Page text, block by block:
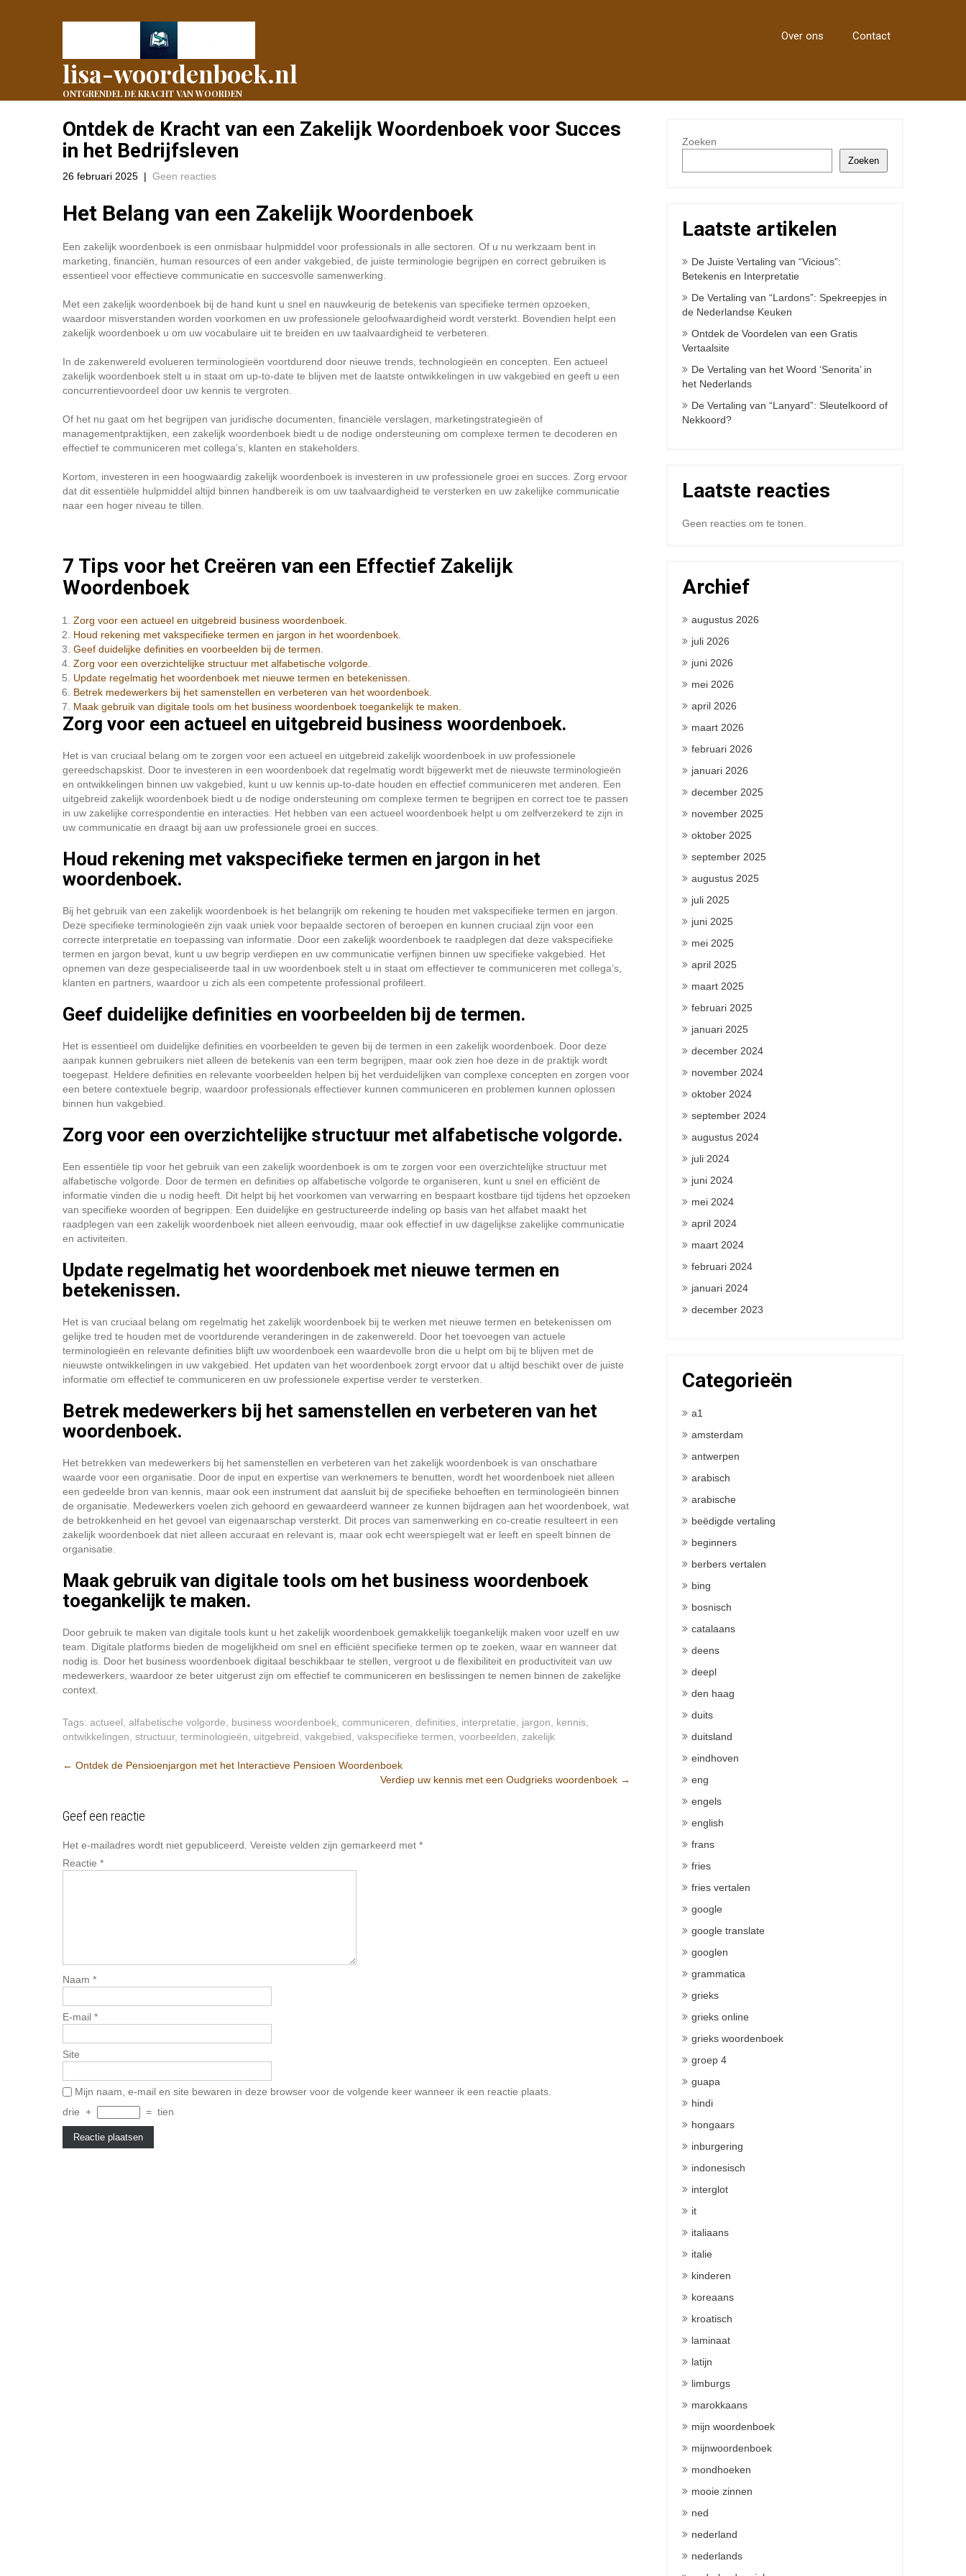
lisa-woordenboek.nl
ONTGRENDEL DE KRACHT VAN WOORDEN
Over ons Contact
Ontdek de Kracht van een Zakelijk Woordenboek voor Succes
in het Bedrijfsleven
26 februari 2025 | Geen reacties
Het Belang van een Zakelijk Woordenboek
Een zakelijk woordenboek is een onmisbaar hulpmiddel voor professionals in alle sectoren. Of u nu werkzaam bent in
marketing, financiën, human resources of een ander vakgebied, de juiste terminologie begrijpen en correct gebruiken is
essentieel voor effectieve communicatie en succesvolle samenwerking.
Met een zakelijk woordenboek bij de hand kunt u snel en nauwkeurig de betekenis van specifieke termen opzoeken,
waardoor misverstanden worden voorkomen en uw professionele geloofwaardigheid wordt versterkt. Bovendien helpt een
zakelijk woordenboek u om uw vocabulaire uit te breiden en uw taalvaardigheid te verbeteren.
In de zakenwereld evolueren terminologieën voortdurend door nieuwe trends, technologieën en concepten. Een actueel
zakelijk woordenboek stelt u in staat om up-to-date te blijven met de laatste ontwikkelingen in uw vakgebied en geeft u een
concurrentievoordeel door uw kennis te vergroten.
Of het nu gaat om het begrijpen van juridische documenten, financiële verslagen, marketingstrategieën of
managementpraktijken, een zakelijk woordenboek biedt u de nodige ondersteuning om complexe termen te decoderen en
effectief te communiceren met collega’s, klanten en stakeholders.
Kortom, investeren in een hoogwaardig zakelijk woordenboek is investeren in uw professionele groei en succes. Zorg ervoor
dat dit essentiële hulpmiddel altijd binnen handbereik is om uw taalvaardigheid te versterken en uw zakelijke communicatie
naar een hoger niveau te tillen.
7 Tips voor het Creëren van een Effectief Zakelijk
Woordenboek
Zorg voor een actueel en uitgebreid business woordenboek.
Houd rekening met vakspecifieke termen en jargon in het woordenboek.
Geef duidelijke definities en voorbeelden bij de termen.
Zorg voor een overzichtelijke structuur met alfabetische volgorde.
Update regelmatig het woordenboek met nieuwe termen en betekenissen.
Betrek medewerkers bij het samenstellen en verbeteren van het woordenboek.
Maak gebruik van digitale tools om het business woordenboek toegankelijk te maken.
Zorg voor een actueel en uitgebreid business woordenboek.
Het is van cruciaal belang om te zorgen voor een actueel en uitgebreid zakelijk woordenboek in uw professionele
gereedschapskist. Door te investeren in een woordenboek dat regelmatig wordt bijgewerkt met de nieuwste terminologieën
en ontwikkelingen binnen uw vakgebied, kunt u uw kennis up-to-date houden en effectief communiceren met anderen. Een
uitgebreid zakelijk woordenboek biedt u de nodige ondersteuning om complexe termen te begrijpen en correct toe te passen
in uw zakelijke correspondentie en interacties. Het hebben van een actueel woordenboek helpt u om zelfverzekerd te zijn in
uw communicatie en draagt bij aan uw professionele groei en succes.
Houd rekening met vakspecifieke termen en jargon in het
woordenboek.
Bij het gebruik van een zakelijk woordenboek is het belangrijk om rekening te houden met vakspecifieke termen en jargon.
Deze specifieke terminologieën zijn vaak uniek voor bepaalde sectoren of beroepen en kunnen cruciaal zijn voor een
correcte interpretatie en toepassing van informatie. Door een zakelijk woordenboek te raadplegen dat deze vakspecifieke
termen en jargon bevat, kunt u uw begrip verdiepen en uw communicatie verfijnen binnen uw specifieke vakgebied. Het
opnemen van deze gespecialiseerde taal in uw woordenboek stelt u in staat om effectiever te communiceren met collega’s,
klanten en partners, waardoor u zich als een competente professional profileert.
Geef duidelijke definities en voorbeelden bij de termen.
Het is essentieel om duidelijke definities en voorbeelden te geven bij de termen in een zakelijk woordenboek. Door deze
aanpak kunnen gebruikers niet alleen de betekenis van een term begrijpen, maar ook zien hoe deze in de praktijk wordt
toegepast. Heldere definities en relevante voorbeelden helpen bij het verduidelijken van complexe concepten en zorgen voor
een betere contextuele begrip, waardoor professionals effectiever kunnen communiceren en problemen kunnen oplossen
binnen hun vakgebied.
Zorg voor een overzichtelijke structuur met alfabetische volgorde.
Een essentiële tip voor het gebruik van een zakelijk woordenboek is om te zorgen voor een overzichtelijke structuur met
alfabetische volgorde. Door de termen en definities op alfabetische volgorde te organiseren, kunt u snel en efficiënt de
informatie vinden die u nodig heeft. Dit helpt bij het voorkomen van verwarring en bespaart kostbare tijd tijdens het opzoeken
van specifieke woorden of begrippen. Een duidelijke en gestructureerde indeling op basis van het alfabet maakt het
raadplegen van een zakelijk woordenboek niet alleen eenvoudig, maar ook effectief in uw dagelijkse zakelijke communicatie
en activiteiten.
Update regelmatig het woordenboek met nieuwe termen en
betekenissen.
Het is van cruciaal belang om regelmatig het zakelijk woordenboek bij te werken met nieuwe termen en betekenissen om
gelijke tred te houden met de voortdurende veranderingen in de zakenwereld. Door het toevoegen van actuele
terminologieën en relevante definities blijft uw woordenboek een waardevolle bron die u helpt om bij te blijven met de
nieuwste ontwikkelingen in uw vakgebied. Het updaten van het woordenboek zorgt ervoor dat u altijd beschikt over de juiste
informatie om effectief te communiceren en uw professionele expertise verder te versterken.
Betrek medewerkers bij het samenstellen en verbeteren van het
woordenboek.
Het betrekken van medewerkers bij het samenstellen en verbeteren van het zakelijk woordenboek is van onschatbare
waarde voor een organisatie. Door de input en expertise van werknemers te benutten, wordt het woordenboek niet alleen
een gedeelde bron van kennis, maar ook een instrument dat aansluit bij de specifieke behoeften en terminologieën binnen
de organisatie. Medewerkers voelen zich gehoord en gewaardeerd wanneer ze kunnen bijdragen aan het woordenboek, wat
de betrokkenheid en het gevoel van eigenaarschap versterkt. Dit proces van samenwerking en co-creatie resulteert in een
zakelijk woordenboek dat niet alleen accuraat en relevant is, maar ook echt weerspiegelt wat er leeft en speelt binnen de
organisatie.
Maak gebruik van digitale tools om het business woordenboek
toegankelijk te maken.
Door gebruik te maken van digitale tools kunt u het zakelijk woordenboek gemakkelijk toegankelijk maken voor uzelf en uw
team. Digitale platforms bieden de mogelijkheid om snel en efficiënt specifieke termen op te zoeken, waar en wanneer dat
nodig is. Door het business woordenboek digitaal beschikbaar te stellen, vergroot u de flexibiliteit en productiviteit van uw
medewerkers, waardoor ze beter uitgerust zijn om effectief te communiceren en beslissingen te nemen binnen de zakelijke
context.
Tags: actueel alfabetische volgorde business woordenboek communiceren definities interpretatie jargon kennis
ontwikkelingen structuur, terminologieën uitgebreid vakgebied vakspecifieke termen voorbeelden zakelijk
Berichtnavigatie
← Ontdek de Pensioenjargon met het Interactieve Pensioen Woordenboek
Verdiep uw kennis met een Oudgrieks woordenboek →
Geef een reactie
Het e-mailadres wordt niet gepubliceerd. Vereiste velden zijn gemarkeerd met *
Reactie *
Naam *
E-mail *
Site
Mijn naam, e-mail en site bewaren in deze browser voor de volgende keer wanneer ik een reactie plaats.
drie + = tien
Zoeken
Zoeken
Laatste artikelen
De Juiste Vertaling van “Vicious”:
Betekenis en Interpretatie
De Vertaling van “Lardons”: Spekreepjes in
de Nederlandse Keuken
Ontdek de Voordelen van een Gratis
Vertaalsite
De Vertaling van het Woord ‘Senorita’ in
het Nederlands
De Vertaling van “Lanyard”: Sleutelkoord of
Nekkoord?
Laatste reacties
Geen reacties om te tonen.
Archief
augustus 2026
juli 2026
juni 2026
mei 2026
april 2026
maart 2026
februari 2026
januari 2026
december 2025
november 2025
oktober 2025
september 2025
augustus 2025
juli 2025
juni 2025
mei 2025
april 2025
maart 2025
februari 2025
januari 2025
december 2024
november 2024
oktober 2024
september 2024
augustus 2024
juli 2024
juni 2024
mei 2024
april 2024
maart 2024
februari 2024
januari 2024
december 2023
Categorieën
a1
amsterdam
antwerpen
arabisch
arabische
beëdigde vertaling
beginners
berbers vertalen
bing
bosnisch
catalaans
deens
deepl
den haag
duits
duitsland
eindhoven
eng
engels
english
frans
fries
fries vertalen
google
google translate
googlen
grammatica
grieks
grieks online
grieks woordenboek
groep 4
guapa
hindi
hongaars
inburgering
indonesisch
interglot
it
italiaans
italie
kinderen
koreaans
kroatisch
laminaat
latijn
limburgs
marokkaans
mijn woordenboek
mijnwoordenboek
mondhoeken
mooie zinnen
ned
nederland
nederlands